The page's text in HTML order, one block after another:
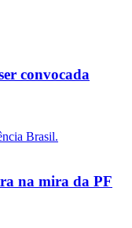
convocada
na mira da PF